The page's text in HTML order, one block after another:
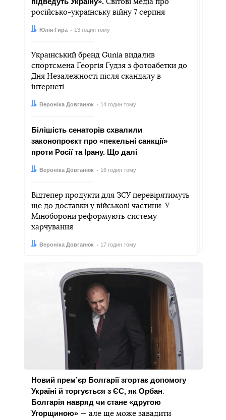
Світові медіа про
російсько-українську війну 7 серпня
Автор:
Юлія Гира
Дата: 13 годин тому
Український бренд Gunia видалив
спортсмена Ґеоргія Ґудзя з фотоабетки до
Дня Незалежності після скандалу в
інтернеті
Автор:
Вероніка Довганюк
Дата: 14 годин тому
Білішість сенаторів схвалили
законопроєкт про «пекельні санкції»
проти Росії та Ірану. Що далі
Автор:
Вероніка Довганюк
Дата: 16 годин тому
Відтепер продукти для ЗСУ перевірятимуть
ще до доставки у військові частини. У
Міноборони реформують систему
харчування
Автор:
Вероніка Довганюк
Дата: 17 годин тому
Новий прем’єр Болгарії згортає допомогу
Україні й торгується з ЄС, як Орбан.
Болгарія навряд чи стане «другою
Угорщиною» — але ще може завадити